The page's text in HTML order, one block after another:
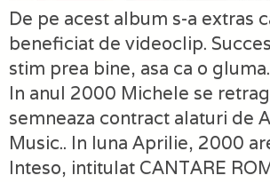
De pe acest album s-a extras
beneficiat de videoclip.
stim prea bine, asa ca o gluma.
In anul 2000 Michele se
semneaza contract alaturi de
Music.. In luna Aprilie, 2000
Inteso, intitulat CANTARE